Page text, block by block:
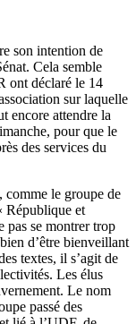
son intention de
Cela semble
ont déclaré le 14
sur laquelle
encore attendre la
pour que le
des services du
comme le groupe de
République et
pas se montrer trop
d’être bienveillant
textes, il s’agit de
Les élus
Le nom
passé des